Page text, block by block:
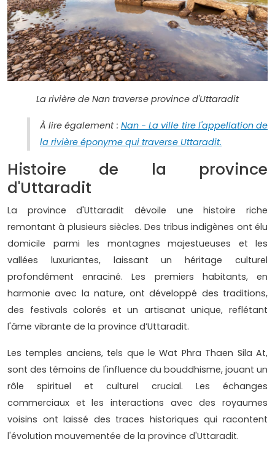
La rivière de Nan traverse province d'Uttaradit
À lire également : Nan - La ville tire l'appellation de
la rivière éponyme qui traverse Uttaradit.
Histoire de la province
d'Uttaradit
La province d'Uttaradit dévoile une histoire riche
remontant à plusieurs siècles. Des tribus indigènes ont élu
domicile parmi les montagnes majestueuses et les
vallées luxuriantes, laissant un héritage culturel
profondément enraciné. Les premiers habitants, en
harmonie avec la nature, ont développé des traditions,
des festivals colorés et un artisanat unique, reflétant
l'âme vibrante de la province d’Uttaradit.
Les temples anciens, tels que le Wat Phra Thaen Sila At,
sont des témoins de l'influence du bouddhisme, jouant un
rôle spirituel et culturel crucial. Les échanges
commerciaux et les interactions avec des royaumes
voisins ont laissé des traces historiques qui racontent
l'évolution mouvementée de la province d'Uttaradit.